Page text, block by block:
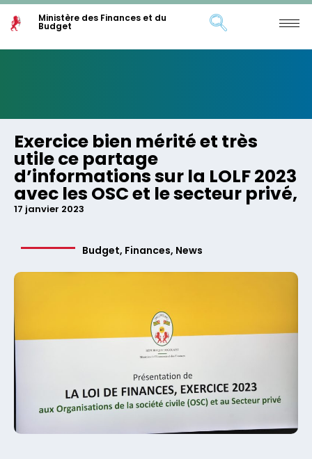
Ministère des Finances et du
Budget
Exercice bien mérité et très
utile ce partage
d’informations sur la LOLF 2023
avec les OSC et le secteur privé,
17 janvier 2023
Budget, Finances, News